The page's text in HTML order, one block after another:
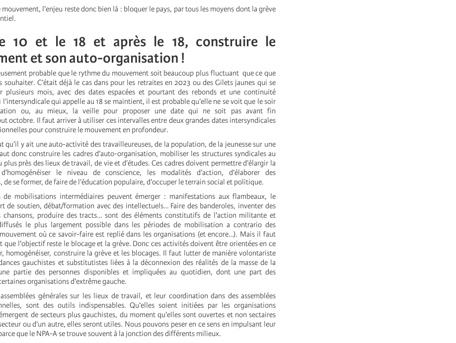
mouvement, l’enjeu reste donc bien là : bloquer le pays, par tous les moyens dont la grève
10 et le 18 et après le 18, construire le
et son auto-organisation !
probable que le rythme du mouvement soit beaucoup plus fluctuant que ce que
souhaiter. C’était déjà le cas dans pour les retraites en 2023 ou des Gilets jaunes qui se
plusieurs mois, avec des dates espacées et pourtant des rebonds et une continuité
l’intersyndicale qui appelle au 18 se maintient, il est probable qu’elle ne se voit que le soir
ou, au mieux, la veille pour proposer une date qui ne soit pas avant fin
octobre. Il faut arriver à utiliser ces intervalles entre deux grandes dates intersyndicales
pour construire le mouvement en profondeur.
qu’il y ait une auto-activité des travailleureuses, de la population, de la jeunesse sur une
donc construire les cadres d’auto-organisation, mobiliser les structures syndicales au
près des lieux de travail, de vie et d’études. Ces cadres doivent permettre d’élargir la
le niveau de conscience, les modalités d’action, d’élaborer des
de se former, de faire de l’éducation populaire, d’occuper le terrain social et politique.
de mobilisations intermédiaires peuvent émerger : manifestations aux flambeaux, le
de soutien, débat/formation avec des intellectuels… Faire des banderoles, inventer des
chansons, produire des tracts… sont des éléments constitutifs de l'action militante et
le plus largement possible dans les périodes de mobilisation a contrario des
où ce savoir-faire est replié dans les organisations (et encore…). Mais il faut
que l'objectif reste le blocage et la grève. Donc ces activités doivent être orientées en ce
homogénéiser, construire la grève et les blocages. Il faut lutter de manière volontariste
gauchistes et substitutistes liées à la déconnexion des réalités de la masse de la
partie des personnes disponibles et impliquées au quotidien, dont une part des
organisations d'extrême gauche.
générales sur les lieux de travail, et leur coordination dans des assemblées
sont des outils indispensables. Qu’elles soient initiées par les organisations
de secteurs plus gauchistes, du moment qu’elles sont ouvertes et non sectaires
ou d’un autre, elles seront utiles. Nous pouvons peser en ce sens en impulsant leur
que le NPA-A se trouve souvent à la jonction des différents milieux.